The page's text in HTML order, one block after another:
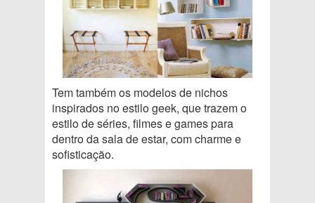
Tem também os modelos de nichos
inspirados no estilo geek, que trazem o
estilo de séries, filmes e games para
dentro da sala de estar, com charme e
sofisticação.